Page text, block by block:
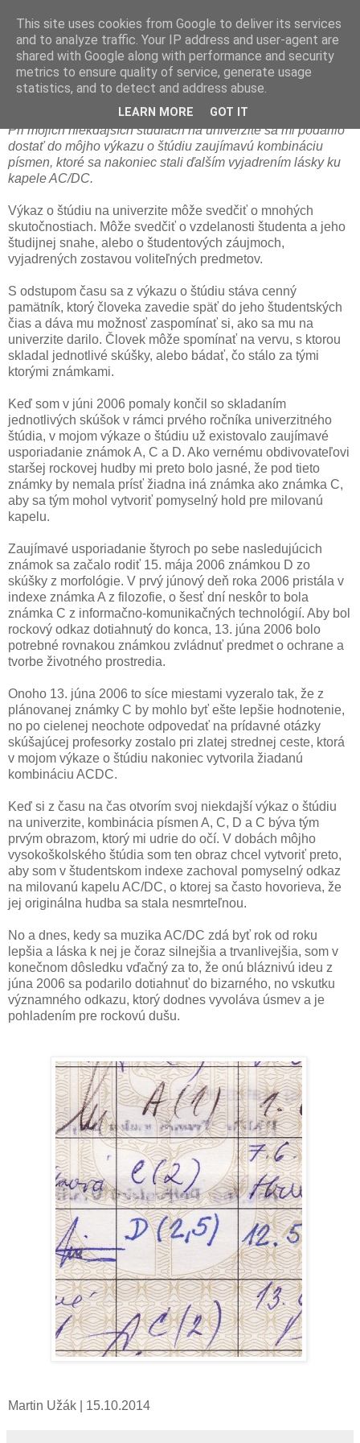
Láska k AC/DC vo výkaze o štúdiu
Pri mojich niekdajších štúdiách na univerzite sa mi podarilo
dostať do môjho výkazu o štúdiu zaujímavú kombináciu
písmen, ktoré sa nakoniec stali ďalším vyjadrením lásky ku
kapele AC/DC.
Výkaz o štúdiu na univerzite môže svedčiť o mnohých
skutočnostiach. Môže svedčiť o vzdelanosti študenta a jeho
študijnej snahe, alebo o študentových záujmoch,
vyjadrených zostavou voliteľných predmetov.
S odstupom času sa z výkazu o štúdiu stáva cenný
pamätník, ktorý človeka zavedie späť do jeho študentských
čias a dáva mu možnosť zaspomínať si, ako sa mu na
univerzite darilo. Človek môže spomínať na vervu, s ktorou
skladal jednotlivé skúšky, alebo bádať, čo stálo za tými
ktorými známkami.
Keď som v júni 2006 pomaly končil so skladaním
jednotlivých skúšok v rámci prvého ročníka univerzitného
štúdia, v mojom výkaze o štúdiu už existovalo zaujímavé
usporiadanie známok A, C a D. Ako vernému obdivovateľovi
staršej rockovej hudby mi preto bolo jasné, že pod tieto
známky by nemala prísť žiadna iná známka ako známka C,
aby sa tým mohol vytvoriť pomyselný hold pre milovanú
kapelu.
Zaujímavé usporiadanie štyroch po sebe nasledujúcich
známok sa začalo rodiť 15. mája 2006 známkou D zo
skúšky z morfológie. V prvý júnový deň roka 2006 pristála v
indexe známka A z filozofie, o šesť dní neskôr to bola
známka C z informačno-komunikačných technológií. Aby bol
rockový odkaz dotiahnutý do konca, 13. júna 2006 bolo
potrebné rovnakou známkou zvládnuť predmet o ochrane a
tvorbe životného prostredia.
Onoho 13. júna 2006 to síce miestami vyzeralo tak, že z
plánovanej známky C by mohlo byť ešte lepšie hodnotenie,
no po cielenej neochote odpovedať na prídavné otázky
skúšajúcej profesorky zostalo pri zlatej strednej ceste, ktorá
v mojom výkaze o štúdiu nakoniec vytvorila žiadanú
kombináciu ACDC.
Keď si z času na čas otvorím svoj niekdajší výkaz o štúdiu
na univerzite, kombinácia písmen A, C, D a C býva tým
prvým obrazom, ktorý mi udrie do očí. V dobách môjho
vysokoškolského štúdia som ten obraz chcel vytvoriť preto,
aby som v študentskom indexe zachoval pomyselný odkaz
na milovanú kapelu AC/DC, o ktorej sa často hovorieva, že
jej originálna hudba sa stala nesmrteľnou.
No a dnes, kedy sa muzika AC/DC zdá byť rok od roku
lepšia a láska k nej je čoraz silnejšia a trvanlivejšia, som v
konečnom dôsledku vďačný za to, že onú bláznivú ideu z
júna 2006 sa podarilo dotiahnuť do bizarného, no vskutku
významného odkazu, ktorý dodnes vyvoláva úsmev a je
pohladením pre rockovú dušu.
Martin Užák | 15.10.2014
This site uses cookies from Google to deliver its services
and to analyze traffic. Your IP address and user-agent are
shared with Google along with performance and security
metrics to ensure quality of service, generate usage
statistics, and to detect and address abuse.
LEARN MORE GOT IT